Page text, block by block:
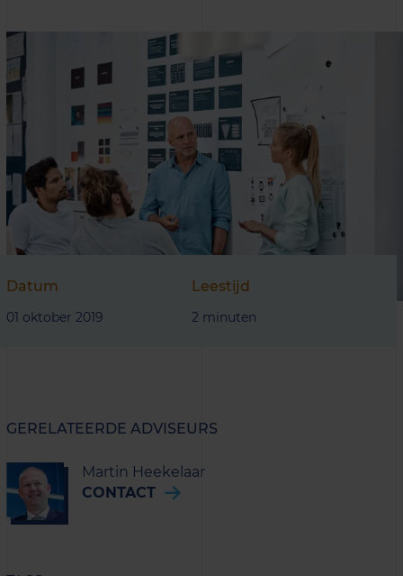
Datum
01 oktober 2019
Leestijd
2 minuten
GERELATEERDE ADVISEURS
Martin Heekelaar
CONTACT